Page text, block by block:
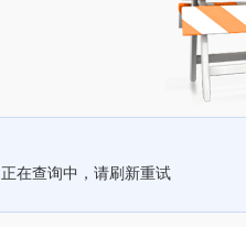
正在查询中，请刷新重试